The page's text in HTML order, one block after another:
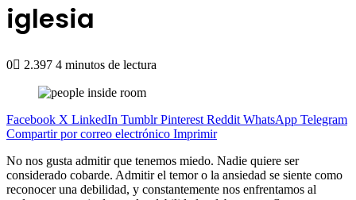
iglesia
0 2.397 4 minutos de lectura
Facebook X LinkedIn Tumblr Pinterest Reddit WhatsApp Telegram
Compartir por correo electrónico Imprimir
No nos gusta admitir que tenemos miedo. Nadie quiere ser
considerado cobarde. Admitir el temor o la ansiedad se siente como
reconocer una debilidad, y constantemente nos enfrentamos al